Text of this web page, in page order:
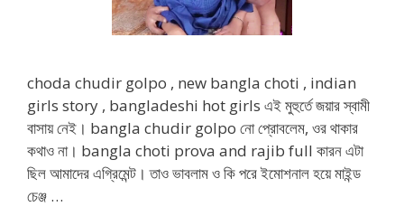
choda chudir golpo , new bangla choti , indian
girls story , bangladeshi hot girls এই মুহুর্তে জয়ার স্বামী
বাসায় নেই। bangla chudir golpo নো প্রোবলেম, ওর থাকার
কথাও না। bangla choti prova and rajib full কারন এটা
ছিল আমাদের এগ্রিমেন্ট। তাও ভাবলাম ও কি পরে ইমোশনাল হয়ে মাইন্ড
চেঞ্জ …